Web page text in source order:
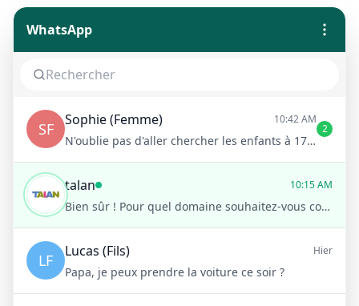
WhatsApp
SF Sophie (Femme) 10:42 AM
N'oublie pas d'aller chercher les enfants à 17h !
2
talan 10:15 AM
Bien sûr ! Pour quel domaine souhaitez-vous consulter ?
LF Lucas (Fils) Hier
Papa, je peux prendre la voiture ce soir ?